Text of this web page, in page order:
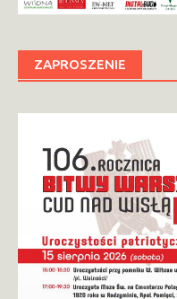
ZAPROSZENIE